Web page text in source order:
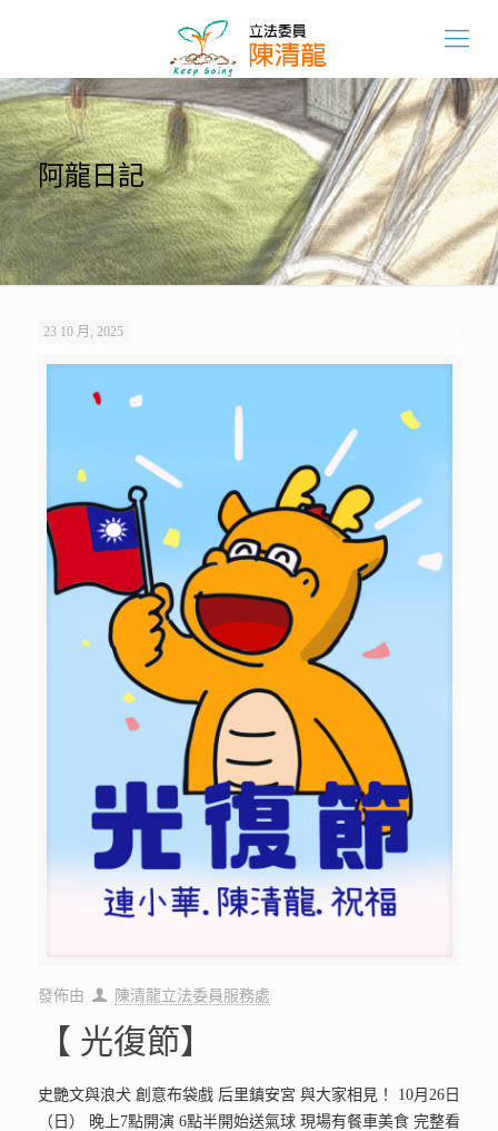
阿龍日記
23 10 月, 2025
發佈由 陳清龍立法委員服務處
【 光復節】
史艷文與浪犬 創意布袋戲 后里鎮安宮 與大家相見！ 10月26日
（日） 晚上7點開演 6點半開始送氣球 現場有餐車美食 完整看